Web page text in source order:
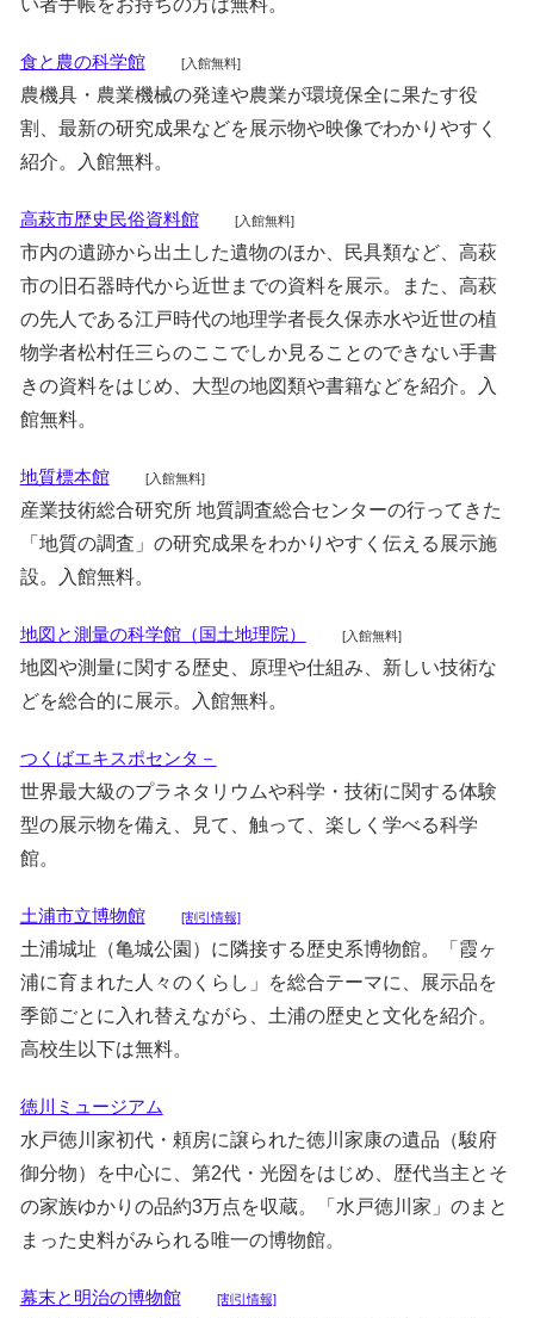
食と農の科学館 [入館無料]
農機具・農業機械の発達や農業が環境保全に果たす役
割、最新の研究成果などを展示物や映像でわかりやすく
紹介。入館無料。
高萩市歴史民俗資料館 [入館無料]
市内の遺跡から出土した遺物のほか、民具類など、高萩
市の旧石器時代から近世までの資料を展示。また、高萩
の先人である江戸時代の地理学者長久保赤水や近世の植
物学者松村任三らのここでしか見ることのできない手書
きの資料をはじめ、大型の地図類や書籍などを紹介。入
館無料。
地質標本館 [入館無料]
産業技術総合研究所 地質調査総合センターの行ってきた
「地質の調査」の研究成果をわかりやすく伝える展示施
設。入館無料。
地図と測量の科学館（国土地理院） [入館無料]
地図や測量に関する歴史、原理や仕組み、新しい技術な
どを総合的に展示。入館無料。
つくばエキスポセンタ－
世界最大級のプラネタリウムや科学・技術に関する体験
型の展示物を備え、見て、触って、楽しく学べる科学
館。
土浦市立博物館 [割引情報]
土浦城址（亀城公園）に隣接する歴史系博物館。「霞ヶ
浦に育まれた人々のくらし」を総合テーマに、展示品を
季節ごとに入れ替えながら、土浦の歴史と文化を紹介。
高校生以下は無料。
徳川ミュージアム
水戸徳川家初代・頼房に譲られた徳川家康の遺品（駿府
御分物）を中心に、第2代・光圀をはじめ、歴代当主とそ
の家族ゆかりの品約3万点を収蔵。「水戸徳川家」のまと
まった史料がみられる唯一の博物館。
幕末と明治の博物館 [割引情報]